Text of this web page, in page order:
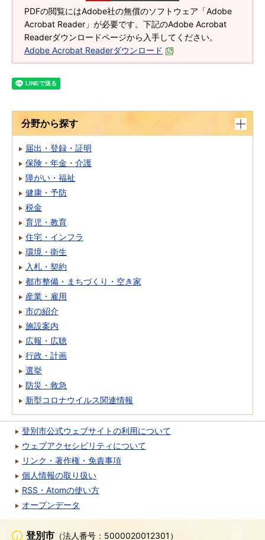
PDFの閲覧にはAdobe社の無償のソフトウェア「Adobe
Acrobat Reader」が必要です。下記のAdobe Acrobat
Readerダウンロードページから入手してください。
Adobe Acrobat Readerダウンロード
分野から探す
届出・登録・証明
保険・年金・介護
障がい・福祉
健康・予防
税金
育児・教育
住宅・インフラ
環境・衛生
入札・契約
都市整備・まちづくり・空き家
産業・雇用
市の紹介
施設案内
広報・広聴
行政・計画
選挙
防災・救急
新型コロナウイルス関連情報
登別市公式ウェブサイトの利用について
ウェブアクセシビリティについて
リンク・著作権・免責事項
個人情報の取り扱い
RSS・Atomの使い方
オープンデータ
登別市 （法人番号：5000020012301）